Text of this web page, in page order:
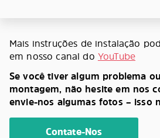
Mais instruções de instalação
em nosso canal do YouTube
Se você tiver algum problema
montagem, não hesite em nos
envie-nos algumas fotos – isso
Contate-Nos